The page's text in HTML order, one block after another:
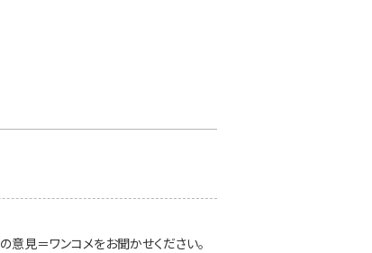
意見＝ワンコメをお聞かせください。